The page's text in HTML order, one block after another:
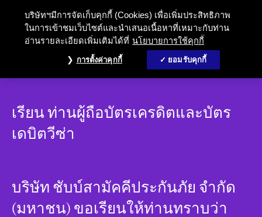
เรียน ท่านผู้ถือบัตรเครดิตและบัตร
เดบิตวีซ่า
บริษัท ชับบ์สามัคคีประกันภัย จำกัด
(มหาชน) ขอเรียนให้ท่านทราบว่า
บริษัทฯมีการจัดเก็บคุกกี้ (Cookies) เพื่อเพิ่มประสิทธิภาพ
ในการเข้าชมเว็บไซต์และนำเสนอเนื้อหาที่เหมาะกับท่าน
อ่านรายละเอียดเพิ่มเติมได้ที่ นโยบายการใช้คุกกี้
การตั้งค่าคุกกี้ ยอมรับคุกกี้